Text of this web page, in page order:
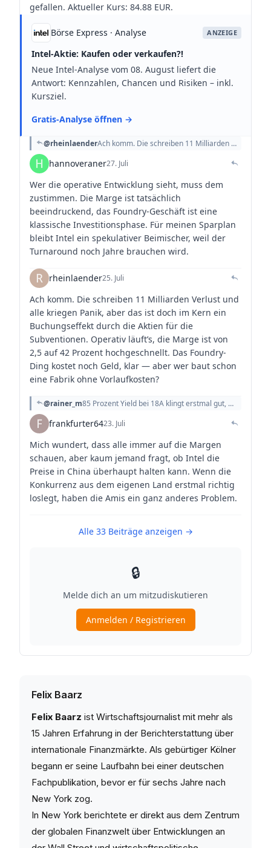
Felix Baarz
Felix Baarz ist Wirtschaftsjournalist mit mehr als
15 Jahren Erfahrung in der Berichterstattung über
internationale Finanzmärkte. Als gebürtiger Kölner
begann er seine Laufbahn bei einer deutschen
Fachpublikation, bevor er für sechs Jahre nach
New York zog.
In New York berichtete er direkt aus dem Zentrum
der globalen Finanzwelt über Entwicklungen an